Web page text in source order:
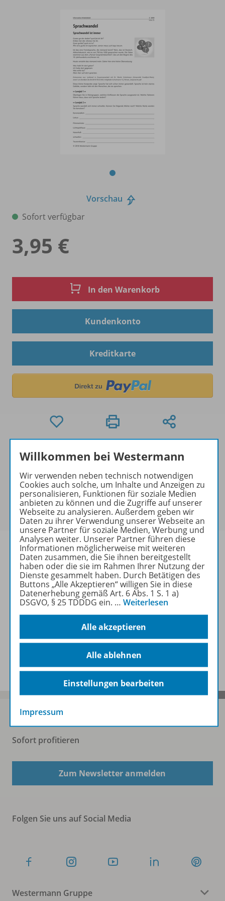
Vorschau
Sofort verfügbar
3,95 €
In den Warenkorb
Kundenkonto
Kreditkarte
Hinweis zu Sonderkonditionen
Bei Bezahlung über Paypal und Kreditkarte können
keine Sonderkonditionen gewährt werden.
Sie haben ein passendesSpar-Paket?
Um den für Sie gültigen Preis zu sehen,melden Sie
sich bitte an.
Informationen
Weitere Inhalte der Ausgabe
Sofort profitieren
Zum Newsletter anmelden
Folgen Sie uns auf Social Media
Westermann Gruppe
Willkommen bei Westermann
Wir verwenden neben technisch notwendigen
Cookies auch solche, um Inhalte und Anzeigen zu
personalisieren, Funktionen für soziale Medien
anbieten zu können und die Zugriffe auf unserer
Webseite zu analysieren. Außerdem geben wir
Daten zu ihrer Verwendung unserer Webseite an
unsere Partner für soziale Medien, Werbung und
Analysen weiter. Unserer Partner führen diese
Informationen möglicherweise mit weiteren
Daten zusammen, die Sie ihnen bereitgestellt
haben oder die sie im Rahmen Ihrer Nutzung der
Dienste gesammelt haben. Durch Betätigen des
Buttons „Alle Akzeptieren“ willigen Sie in diese
Datenerhebung gemäß Art. 6 Abs. 1 S. 1 a)
DSGVO, § 25 TDDDG ein. … Weiterlesen
Alle akzeptieren
Alle ablehnen
Einstellungen bearbeiten
Impressum